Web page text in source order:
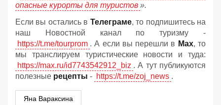
опасные курорты для туристов ».
Если вы остались в Телеграме, то подпишитесь на
наш Новостной канал по туризму -
https://t.me/tourprom . А если вы перешли в Мах, то
мы транслируем туристические новости и туда:
https://max.ru/id7743542912_biz . А тут публикуются
полезные рецепты - https://t.me/zoj_news .
Яна Вараксина